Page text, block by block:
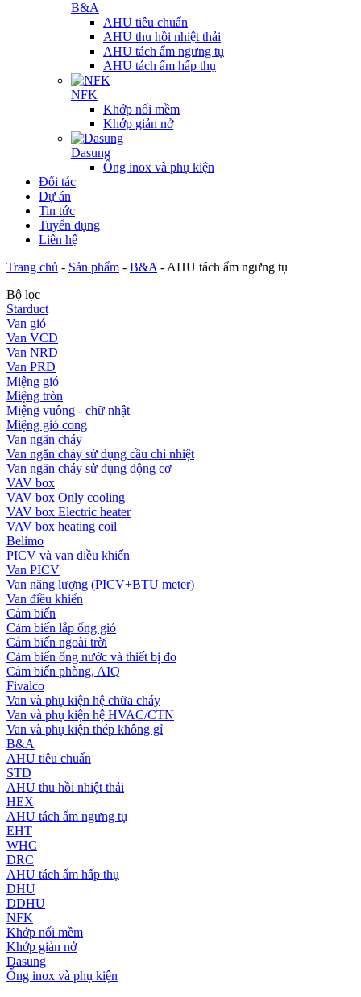
B&A
AHU tiêu chuẩn
AHU thu hồi nhiệt thải
AHU tách ẩm ngưng tụ
AHU tách ẩm hấp thụ
NFK
Khớp nối mềm
Khớp giản nở
Dasung
Ống inox và phụ kiện
Đối tác
Dự án
Tin tức
Tuyển dụng
Liên hệ
Trang chủ - Sản phẩm - B&A - AHU tách ẩm ngưng tụ
Bộ lọc
Starduct
Van gió
Van VCD
Van NRD
Van PRD
Miệng gió
Miệng tròn
Miệng vuông - chữ nhật
Miệng gió cong
Van ngăn cháy
Van ngăn cháy sử dụng cầu chì nhiệt
Van ngăn cháy sử dụng động cơ
VAV box
VAV box Only cooling
VAV box Electric heater
VAV box heating coil
Belimo
PICV và van điều khiển
Van PICV
Van năng lượng (PICV+BTU meter)
Van điều khiển
Cảm biến
Cảm biến lắp ống gió
Cảm biến ngoài trời
Cảm biến ống nước và thiết bị đo
Cảm biến phòng, AIQ
Fivalco
Van và phụ kiện hệ chữa cháy
Van và phụ kiện hệ HVAC/CTN
Van và phụ kiện thép không gỉ
B&A
AHU tiêu chuẩn
STD
AHU thu hồi nhiệt thải
HEX
AHU tách ẩm ngưng tụ
EHT
WHC
DRC
AHU tách ẩm hấp thụ
DHU
DDHU
NFK
Khớp nối mềm
Khớp giản nở
Dasung
Ống inox và phụ kiện